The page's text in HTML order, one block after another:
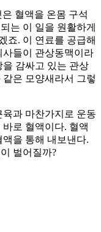
혈액을 온몸 구석
는 이 일을 원활하게
죠. 이 연료를 공급해
들이 관상동맥이라
감싸고 있는 관상
은 모양새라서 그렇
과 마찬가지로 운동
로 혈액이다. 혈액
을 통해 내보낸다.
벌어질까?